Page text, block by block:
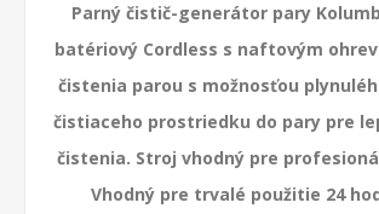
Parný čistič-generátor pary
batériový Cordless s naftovým
čistenia parou s možnosťou
čistiaceho prostriedku do pary pre
čistenia. Stroj vhodný pre
Vhodný pre trvalé použitie 24